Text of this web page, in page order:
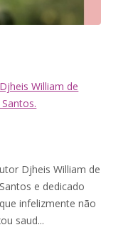
Djheis William de
Djheis William de
e dedicado
infelizmente não
saud...